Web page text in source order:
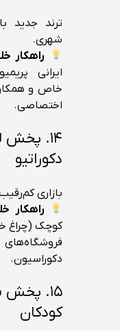
ترند جدید
شهری.
راهکار
ایرانی
خاص و
اختصاصی.
۱۴. پخش
دکوراتیو
بازاری
راهکار
دکوراسیون.
۱۵.
کودکان